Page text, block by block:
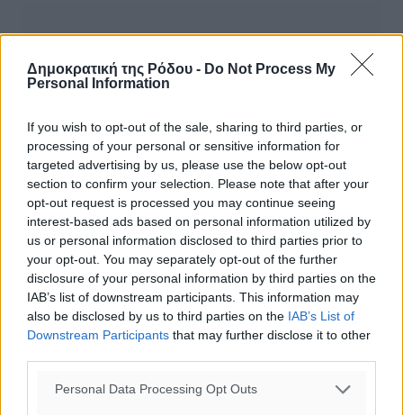
Δημοκρατική της Ρόδου - Do Not Process My
Personal Information
If you wish to opt-out of the sale, sharing to third parties, or
processing of your personal or sensitive information for
targeted advertising by us, please use the below opt-out
section to confirm your selection. Please note that after your
opt-out request is processed you may continue seeing
interest-based ads based on personal information utilized by
us or personal information disclosed to third parties prior to
your opt-out. You may separately opt-out of the further
disclosure of your personal information by third parties on the
IAB’s list of downstream participants. This information may
also be disclosed by us to third parties on the IAB’s List of
Downstream Participants that may further disclose it to other
Personal Data Processing Opt Outs
ΣΧΕΤΙΚΆ
Διακινητής επιχείρησε να διαφύγει από το Λιμενικό σε
επιχείρηση εντοπισμού διάσωσης - Οκτώ νεκροί και οκτώ…
Στην Εισαγγελέα Πλημμελειοδικών Ρόδου ο Γιώργος
Χατζημάρκος για το κόψιμο του νερού από την ΔΕΥΑΡ στην
ΔΟΥ Ρόδου
2η Ειδική Λογοδοσία Δημοτικής Αρχής Ρόδου: Σημείο τριβής
η κατάσταση της ΔΕΥΑΡ και τα οικονομικά της, με…